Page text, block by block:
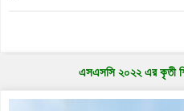
এসএসসি ২০২২ এর কৃতী